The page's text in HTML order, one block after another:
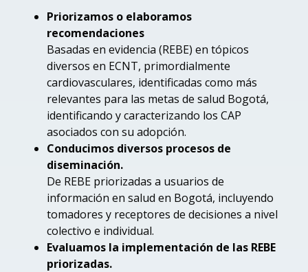
Priorizamos o elaboramos
recomendaciones
Basadas en evidencia (REBE) en tópicos
diversos en ECNT, primordialmente
cardiovasculares, identificadas como más
relevantes para las metas de salud Bogotá,
identificando y caracterizando los CAP
asociados con su adopción.
Conducimos diversos procesos de
diseminación.
De REBE priorizadas a usuarios de
información en salud en Bogotá, incluyendo
tomadores y receptores de decisiones a nivel
colectivo e individual.
Evaluamos la implementación de las REBE
priorizadas.